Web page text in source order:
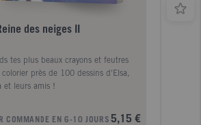
le monde. II est possible de vaincre
est géographe, professeur à Paris-
ancienne présidente
contre la Faim. Elle a publié de
ouvrages dont Famines et
des neiges II
tes plus beaux crayons et feutres
colorier près de 100 dessins d'Elsa,
et leurs amis !
COMMANDE EN 6-10 JOURS 5,15 €